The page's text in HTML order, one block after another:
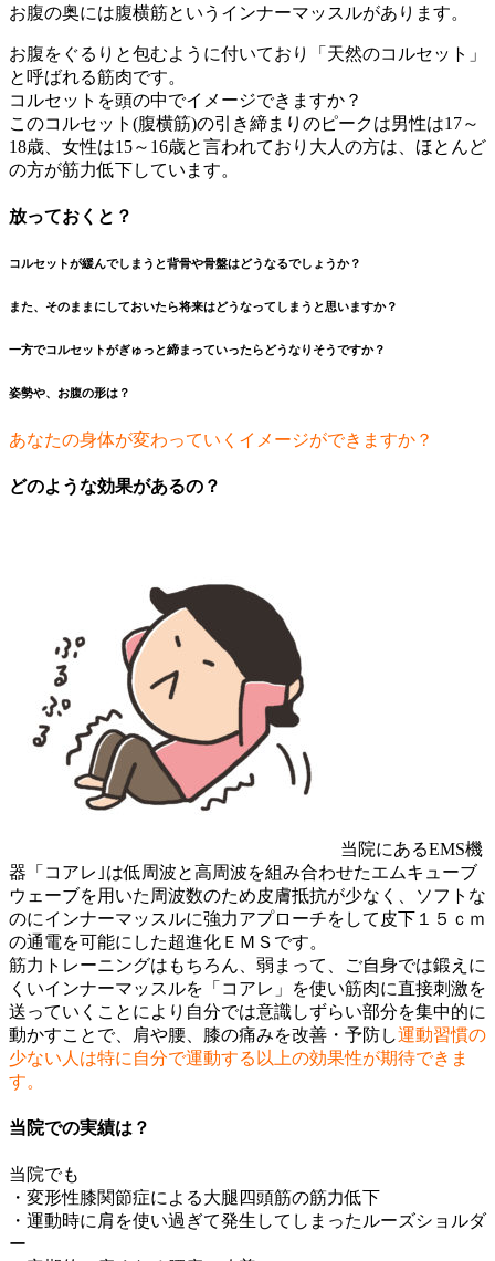
お腹の奥には腹横筋というインナーマッスルがあります。
お腹をぐるりと包むように付いており「天然のコルセット」
と呼ばれる筋肉です。
コルセットを頭の中でイメージできますか？
このコルセット(腹横筋)の引き締まりのピークは男性は17～
18歳、女性は15～16歳と言われており大人の方は、ほとんど
の方が筋力低下しています。
放っておくと？
コルセットが緩んでしまうと背骨や骨盤はどうなるでしょうか？
また、そのままにしておいたら将来はどうなってしまうと思いますか？
一方でコルセットがぎゅっと締まっていったらどうなりそうですか？
姿勢や、お腹の形は？
あなたの身体が変わっていくイメージができますか？
どのような効果があるの？
当院にあるEMS機
器「コアレ｣は低周波と高周波を組み合わせたエムキューブ
ウェーブを用いた周波数のため皮膚抵抗が少なく、ソフトな
のにインナーマッスルに強力アプローチをして皮下１５ｃｍ
の通電を可能にした超進化ＥＭＳです。
筋力トレーニングはもちろん、弱まって、ご自身では鍛えに
くいインナーマッスルを「コアレ」を使い筋肉に直接刺激を
送っていくことにより自分では意識しずらい部分を集中的に
動かすことで、肩や腰、膝の痛みを改善・予防し運動習慣の
少ない人は特に自分で運動する以上の効果性が期待できま
す。
当院での実績は？
当院でも
・変形性膝関節症による大腿四頭筋の筋力低下
・運動時に肩を使い過ぎて発生してしまったルーズショルダ
ー